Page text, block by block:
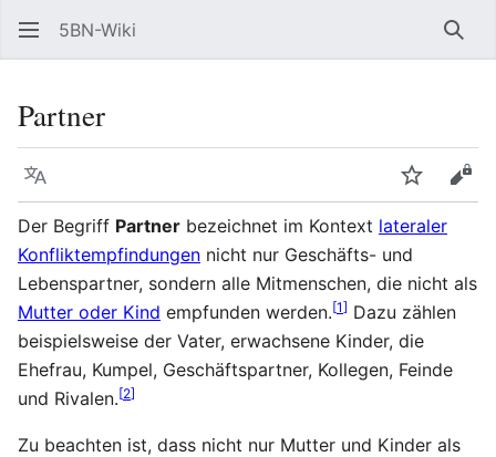
5BN-Wiki
Partner
Sprache
Der Begriff Partner bezeichnet im Kontext lateraler
Konfliktempfindungen nicht nur Geschäfts- und
Lebenspartner, sondern alle Mitmenschen, die nicht als
Mutter oder Kind empfunden werden.[1] Dazu zählen
beispielsweise der Vater, erwachsene Kinder, die
Ehefrau, Kumpel, Geschäftspartner, Kollegen, Feinde
und Rivalen.[2]
Zu beachten ist, dass nicht nur Mutter und Kinder als